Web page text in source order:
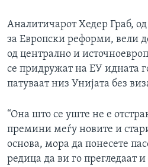
Аналитичарот Хедер Граб,
за Европски реформи, вели
од централно и
се придружат на ЕУ идната
патуваат низ Унијата без
“Она што се уште не е
премини меѓу новите и
основа, мора да понесете
редица да ви го прегледаат